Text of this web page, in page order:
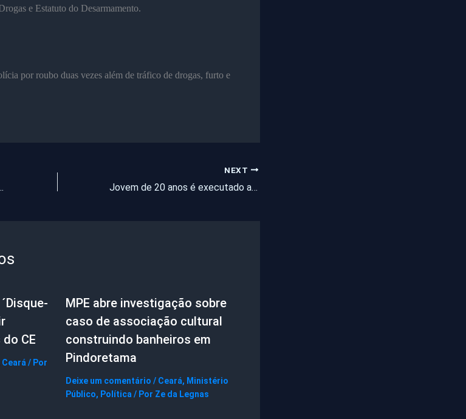
e Estatuto do Desarmamento.
por roubo duas vezes além de tráfico de drogas, furto e
em todas as macrorregiões
NEXT
Jovem de 20 anos é executado a tiros no interior do Ceará
CE
Ceará / Por
MPE abre investigação sobre
caso de associação cultural
construindo banheiros em
Pindoretama
Deixe um comentário / Ceará, Ministério
Público, Política / Por Ze da Legnas